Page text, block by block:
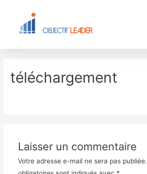
téléchargement
Laisser un commentaire
Votre adresse e-mail ne sera pas publiée.